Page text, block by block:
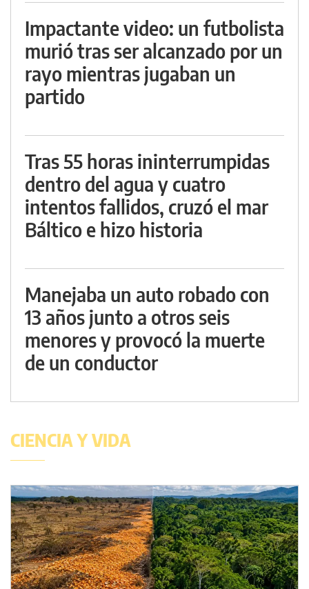
Impactante video: un futbolista
murió tras ser alcanzado por un
rayo mientras jugaban un
partido
Tras 55 horas ininterrumpidas
dentro del agua y cuatro
intentos fallidos, cruzó el mar
Báltico e hizo historia
Manejaba un auto robado con
13 años junto a otros seis
menores y provocó la muerte
de un conductor
CIENCIA Y VIDA